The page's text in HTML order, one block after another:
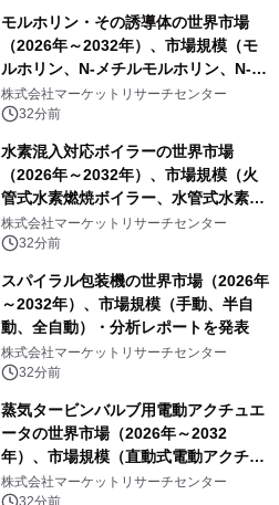
モルホリン・その誘導体の世界市場
（2026年～2032年）、市場規模（モ
ルホリン、N-メチルモルホリン、N-エ
チルモルホリン、その他）・分析レポ
ートを発表
株式会社マーケットリサーチセンター
32分前
水素混入対応ボイラーの世界市場
（2026年～2032年）、市場規模（火
管式水素燃焼ボイラー、水管式水素燃
焼ボイラー、その他）・分析レポート
を発表
株式会社マーケットリサーチセンター
32分前
スパイラル包装機の世界市場（2026年
～2032年）、市場規模（手動、半自
動、全自動）・分析レポートを発表
株式会社マーケットリサーチセンター
32分前
蒸気タービンバルブ用電動アクチュエ
ータの世界市場（2026年～2032
年）、市場規模（直動式電動アクチュ
エータ、回転式電動アクチュエー
株式会社マーケットリサーチセンター
32分前